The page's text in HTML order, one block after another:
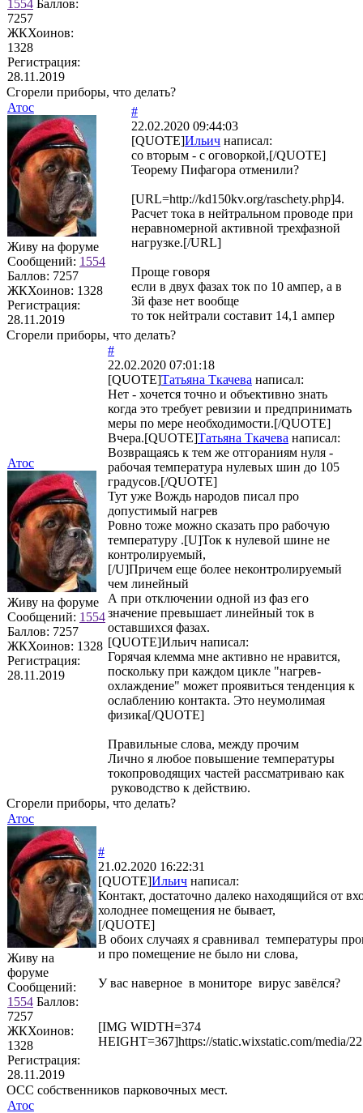
1554 Баллов:
7257
ЖКХоинов:
1328
Регистрация:
28.11.2019
Сгорели приборы, что делать?
Атос
Живу на форуме
Сообщений: 1554
Баллов: 7257
ЖКХоинов: 1328
Регистрация:
28.11.2019
#
22.02.2020 09:44:03
[QUOTE]Ильич написал:
со вторым - с оговоркой,[/QUOTE]
Теорему Пифагора отменили?
[URL=http://kd150kv.org/raschety.php]4.
Расчет тока в нейтральном проводе при
неравномерной активной трехфазной
нагрузке.[/URL]
Проще говоря
если в двух фазах ток по 10 ампер, а в
3й фазе нет вообще
то ток нейтрали составит 14,1 ампер
Сгорели приборы, что делать?
Атос
Живу на форуме
Сообщений: 1554
Баллов: 7257
ЖКХоинов: 1328
Регистрация:
28.11.2019
#
22.02.2020 07:01:18
[QUOTE]Татьяна Ткачева написал:
Нет - хочется точно и объективно знать
когда это требует ревизии и предпринимать
меры по мере необходимости.[/QUOTE]
Вчера.[QUOTE]Татьяна Ткачева написал:
Возвращаясь к тем же отгораниям нуля -
рабочая температура нулевых шин до 105
градусов.[/QUOTE]
Тут уже Вождь народов писал про
допустимый нагрев
Ровно тоже можно сказать про рабочую
температуру .[U]Ток к нулевой шине не
контролируемый,
[/U]Причем еще более неконтролируемый
чем линейный
А при отключении одной из фаз его
значение превышает линейный ток в
оставшихся фазах.
[QUOTE]Ильич написал:
Горячая клемма мне активно не нравится,
поскольку при каждом цикле "нагрев-
охлаждение" может проявиться тенденция к
ослаблению контакта. Это неумолимая
физика[/QUOTE]
Правильные слова, между прочим
Лично я любое повышение температуры
токопроводящих частей рассматриваю как
руководство к действию.
Сгорели приборы, что делать?
Атос
Живу на
форуме
Сообщений:
1554 Баллов:
7257
ЖКХоинов:
1328
Регистрация:
28.11.2019
#
21.02.2020 16:22:31
[QUOTE]Ильич написал:
Контакт, достаточно далеко находящийся от
холоднее помещения не бывает,
[/QUOTE]
В обоих случаях я сравнивал температуры
и про помещение не было ни слова,
У вас наверное в мониторе вирус завёлся?
[IMG WIDTH=374
HEIGHT=367]https://static.wixstatic.com/media/
ОСС собственников парковочных мест.
Атос